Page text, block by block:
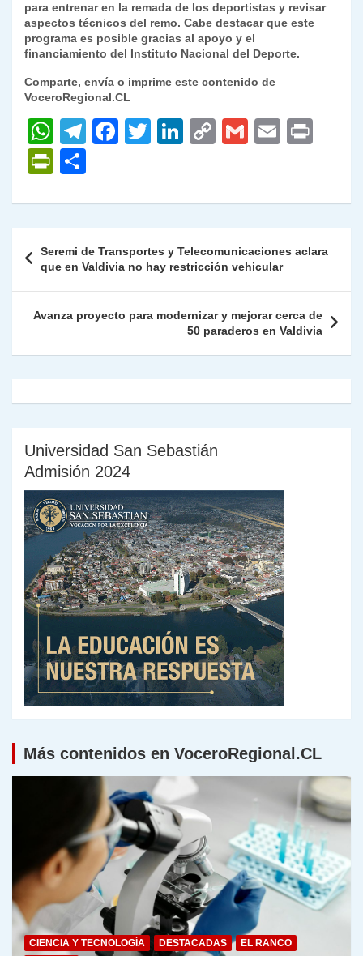
para entrenar en la remada de los deportistas y revisar
aspectos técnicos del remo. Cabe destacar que este
programa es posible gracias al apoyo y el
financiamiento del Instituto Nacional del Deporte.
Comparte, envía o imprime este contenido de
VoceroRegional.CL
W
h
at
s
p
p
T
gr
m
F
e
o
o
k
T
er
Li
e
n
C
y
n
k
G
l
E
l
P
nt
Fr
ie
n
dl
m
p
ar
tir
de
entradas
Seremi de Transportes y Telecomunicaciones aclara
que en Valdivia no hay restricción vehicular
Avanza proyecto para modernizar y mejorar cerca de
50 paraderos en Valdivia
Universidad San Sebastián
Admisión 2024
Más contenidos en VoceroRegional.CL
CIENCIA Y TECNOLOGÍA DESTACADAS
EL RANCO